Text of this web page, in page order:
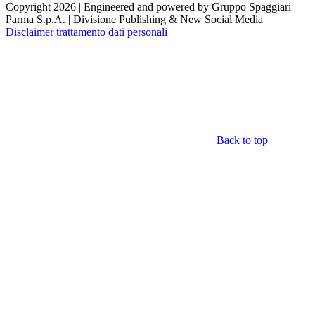
Copyright 2026 | Engineered and powered by Gruppo Spaggiari
Parma S.p.A. | Divisione Publishing & New Social Media
Disclaimer trattamento dati personali
Back to top